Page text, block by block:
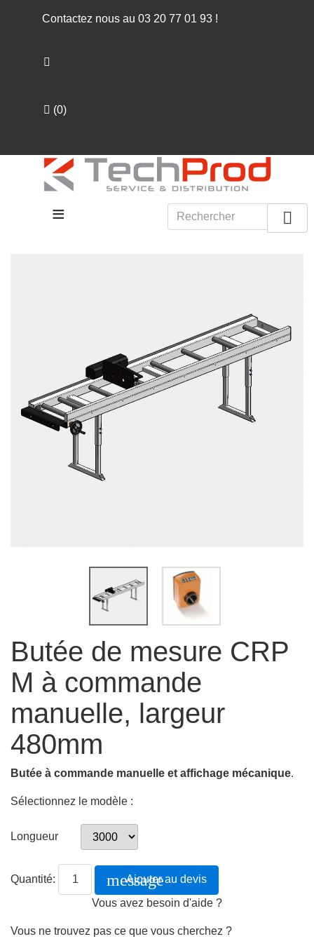
Contactez nous au 03 20 77 01 93 !
(0)
≡ 
Butée de mesure CRP
M à commande
manuelle, largeur
480mm
Butée à commande manuelle et affichage mécanique.
Sélectionnez le modèle :
Longueur
Quantité: message
Ajouter au devis
Vous avez besoin d'aide ?
Vous ne trouvez pas ce que vous cherchez ?